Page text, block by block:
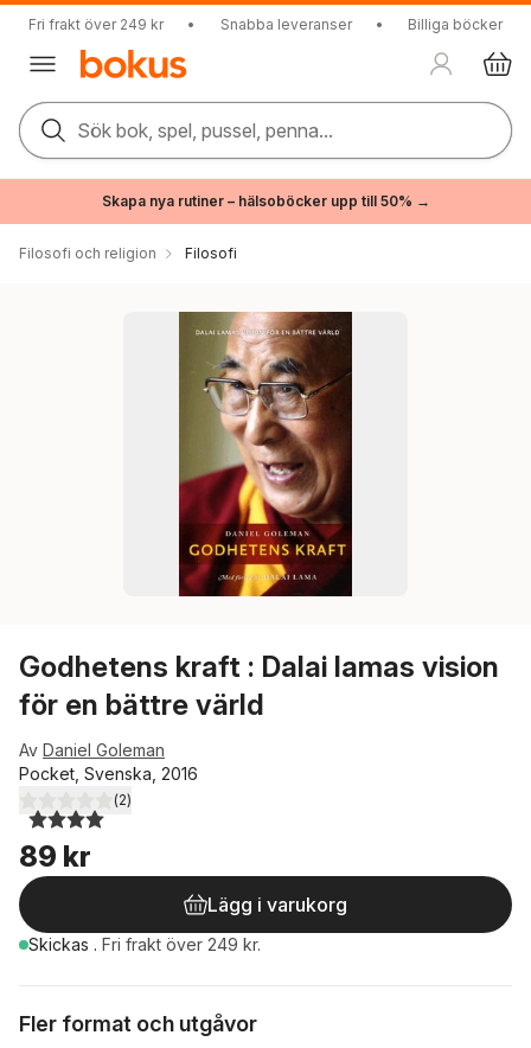
Fri frakt över 249 kr • Snabba leveranser • Billiga böcker
Sök bok, spel, pussel, penna...
Skapa nya rutiner – hälsoböcker upp till 50% →
Filosofi och religion Filosofi
Godhetens kraft : Dalai lamas vision
för en bättre värld
Av Daniel Goleman
Pocket, Svenska, 2016
4,0utav 5 stjärnor. Totalt antal röster:
(2)
89 kr
Lägg i varukorg
Skickas . Fri frakt över 249 kr.
Fler format och utgåvor